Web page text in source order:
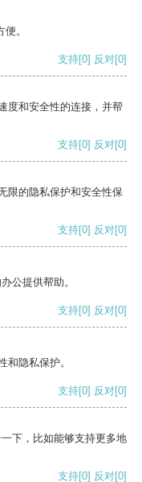
。
支持[0] 反对[0]
度和安全性的连接，并帮
支持[0] 反对[0]
限的隐私保护和安全性保
支持[0] 反对[0]
公提供帮助。
支持[0] 反对[0]
和隐私保护。
支持[0] 反对[0]
下，比如能够支持更多地
支持[0] 反对[0]